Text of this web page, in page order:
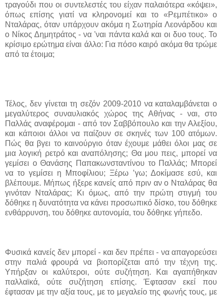
τραγούδι που οι συντελεστές του είχαν παλαιότερα «κόψει»,
όπως επίσης γιατί να κληρονομεί και το «Ρεμπέτικο» ο
Νταλάρας, όταν υπάρχουν ακόμα η Σωτηρία Λεονάρδου και
ο Νίκος Δημητράτος - να 'ναι πάντα καλά και οι δυο τους. Το
κρίσιμο ερώτημα είναι άλλο: Για πόσο καιρό ακόμα θα τρώμε
από τα έτοιμα;
Τέλος, δεν γίνεται τη σεζόν 2009-2010 να καταλαμβάνεται ο
μεγαλύτερος συναυλιακός χώρος της Αθήνας - ναι, στο
Παλλάς αναφέρομαι - από τον Σαββόπουλο και την Αλεξίου,
και κάποιοι άλλοι να παίζουν σε σκηνές των 100 ατόμων.
Πώς θα βγει το καινούργιο όταν έχουμε μάθει όλοι μας σε
μια λογική ρετρό και αναπόλησης; Θα μου πεις, μπορεί να
γεμίσει ο Θανάσης Παπακωνσταντίνου το Παλλάς; Μπορεί
να το γεμίσει η Μποφίλιου; Ξέρω ’γω; Δοκίμασε εσύ, και
βλέπουμε. Μήπως ήξερε κανείς από πριν αν ο Νταλάρας θα
γινόταν Νταλάρας; Κι όμως, από την πρώτη στιγμή του
δόθηκε η δυνατότητα να κάνει προσωπικό δίσκο, του δόθηκε
ενθάρρυνση, του δόθηκε αυτονομία, του δόθηκε γήπεδο.
Φυσικά κανείς δεν μπορεί - και δεν πρέπει - να απαγορεύσει
στην παλιά φρουρά να βιοπορίζεται από την τέχνη της.
Υπήρξαν οι καλύτεροι, ούτε συζήτηση. Και αγαπήθηκαν
παλλαϊκά, ούτε συζήτηση επίσης. Έφτασαν εκεί που
έφτασαν με την αξία τους, με το μεγαλείο της φωνής τους, με